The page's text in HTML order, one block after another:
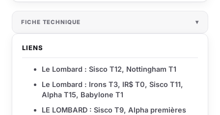
FICHE TECHNIQUE
LIENS
Le Lombard : Sisco T12, Nottingham T1
Le Lombard : Irons T3, IR$ T0, Sisco T11,
Alpha T15, Babylone T1
LE LOMBARD : Sisco T9, Alpha premières